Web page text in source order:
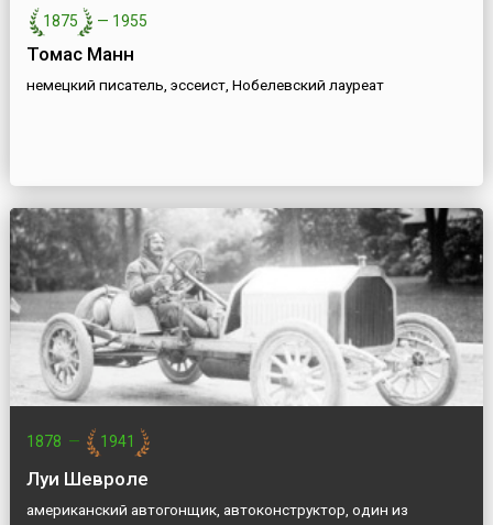
1875 — 1955
Томас Манн
немецкий писатель, эссеист, Нобелевский лауреат
1878 — 1941
Луи Шевроле
американский автогонщик, автоконструктор, один из